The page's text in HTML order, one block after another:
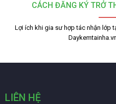
CÁCH ĐĂNG KÝ TRỞ
Lợi ích khi gia sư hợp tác nhận lớp
LIÊN HỆ